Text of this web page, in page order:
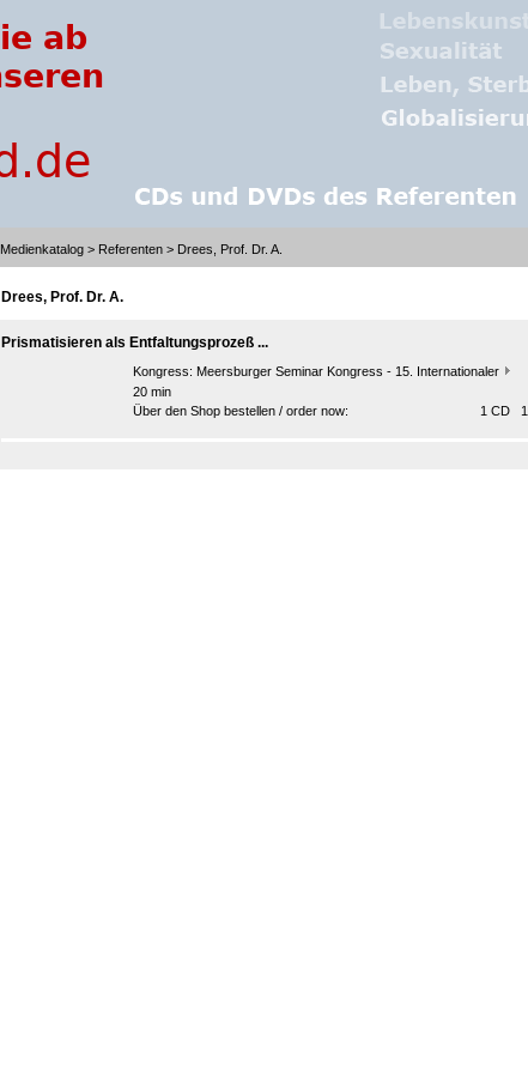
Medienkatalog > Referenten > Drees, Prof. Dr. A.
Drees, Prof. Dr. A.
Prismatisieren als Entfaltungsprozeß ...
Kongress: Meersburger Seminar Kongress - 15. Internationaler
20 min
Über den Shop bestellen / order now:
1 CD